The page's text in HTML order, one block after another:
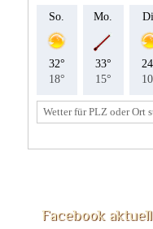
Facebook aktuell